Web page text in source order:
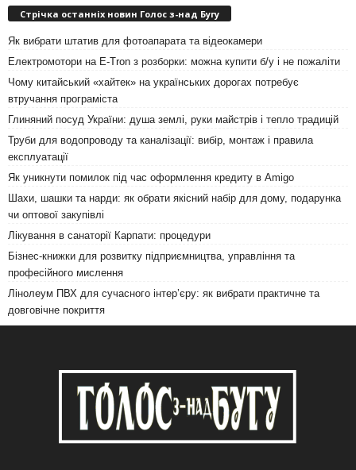
Стрічка останніх новин Голос з-над Бугу
Як вибрати штатив для фотоапарата та відеокамери
Електромотори на E-Tron з розборки: можна купити б/у і не пожаліти
Чому китайський «хайтек» на українських дорогах потребує
втручання програміста
Глиняний посуд України: душа землі, руки майстрів і тепло традицій
Труби для водопроводу та каналізації: вибір, монтаж і правила
експлуатації
Як уникнути помилок під час оформлення кредиту в Amigo
Шахи, шашки та нарди: як обрати якісний набір для дому, подарунка
чи оптової закупівлі
Лікування в санаторії Карпати: процедури
Бізнес-книжки для розвитку підприємництва, управління та
професійного мислення
Лінолеум ПВХ для сучасного інтер’єру: як вибрати практичне та
довговічне покриття